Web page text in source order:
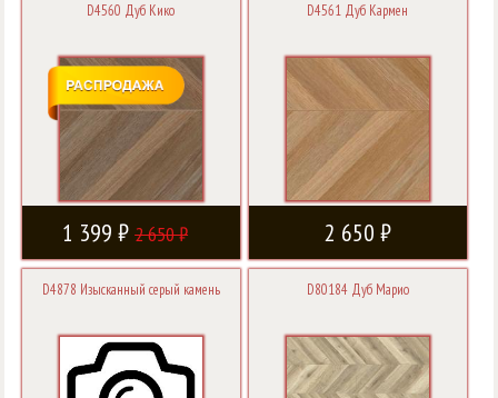
D4560 Дуб Кико
1 399 ₽ 2 650 ₽
D4561 Дуб Кармен
2 650 ₽
D4878 Изысканный серый камень D80184 Дуб Марио